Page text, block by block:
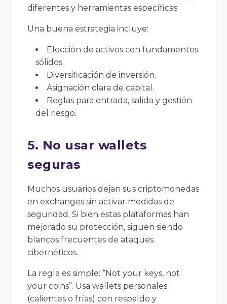
diferentes y herramientas específicas.
Una buena estrategia incluye:
Elección de activos con fundamentos
sólidos.
Diversificación de inversión.
Asignación clara de capital.
Reglas para entrada, salida y gestión
del riesgo.
5. No usar wallets
seguras
Muchos usuarios dejan sus criptomonedas
en exchanges sin activar medidas de
seguridad. Si bien estas plataformas han
mejorado su protección, siguen siendo
blancos frecuentes de ataques
cibernéticos.
La regla es simple: “Not your keys, not
your coins”. Usa wallets personales
(calientes o frías) con respaldo y